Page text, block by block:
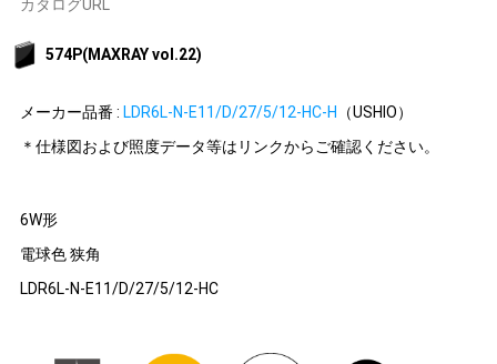
カタログURL
574P(MAXRAY vol.22)
メーカー品番 : LDR6L-N-E11/D/27/5/12-HC-H
（USHIO）
＊仕様図および照度データ等はリンクからご確認ください。
6W形
電球色 狭角
LDR6L-N-E11/D/27/5/12-HC